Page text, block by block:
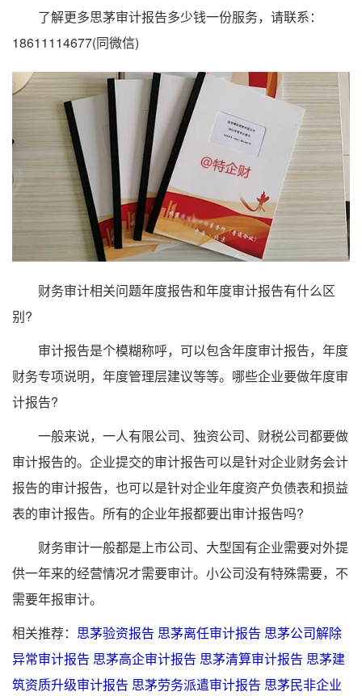
了解更多思茅审计报告多少钱一份服务，请联系：
18611114677(同微信)
财务审计相关问题年度报告和年度审计报告有什么区
别?
审计报告是个模糊称呼，可以包含年度审计报告，年度
财务专项说明，年度管理层建议等等。哪些企业要做年度审
计报告?
一般来说，一人有限公司、独资公司、财税公司都要做
审计报告的。企业提交的审计报告可以是针对企业财务会计
报告的审计报告，也可以是针对企业年度资产负债表和损益
表的审计报告。所有的企业年报都要出审计报告吗?
财务审计一般都是上市公司、大型国有企业需要对外提
供一年来的经营情况才需要审计。小公司没有特殊需要，不
需要年报审计。
相关推荐： 思茅验资报告 思茅离任审计报告 思茅公司解除
异常审计报告 思茅高企审计报告 思茅清算审计报告 思茅建
筑资质升级审计报告 思茅劳务派遣审计报告 思茅民非企业